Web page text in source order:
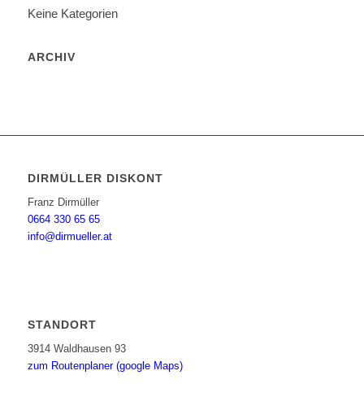
Keine Kategorien
ARCHIV
DIRMÜLLER DISKONT
Franz Dirmüller
0664 330 65 65
info@dirmueller.at
STANDORT
3914 Waldhausen 93
zum Routenplaner (google Maps)